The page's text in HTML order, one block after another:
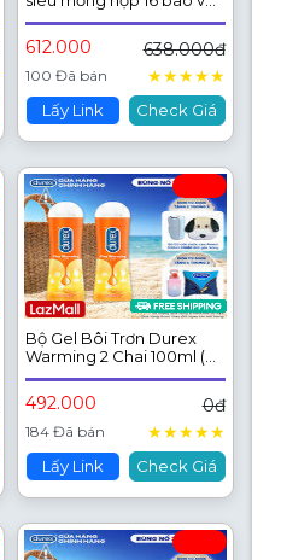
Gel bôi trơn Durex Play
Classic chai 50ml
612.000 638.000đ
100 Đã bán ★★★★★
Lấy Link Check Giá
Bộ Gel Bôi Trơn Durex
Warming 2 Chai 100ml (
New )
492.000 0đ
184 Đã bán ★★★★★
Lấy Link Check Giá